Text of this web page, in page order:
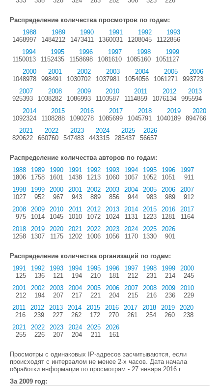
Распределение количества просмотров по годам:
1988
1468997
1989
1484212
1990
1473411
1991
1360031
1992
1208045
1993
1122856
1994
1150013
1995
1152435
1996
1158698
1997
1081610
1998
1085160
1999
1051127
2000
1048978
2001
998491
2002
1030702
2003
1037981
2004
1054056
2005
1061271
2006
993723
2007
925393
2008
1038282
2009
1086993
2010
1103587
2011
1114859
2012
1076134
2013
995594
2014
1092324
2015
1108288
2016
1090278
2017
1085699
2018
1045791
2019
1040189
2020
894766
2021
820622
2022
660760
2023
547483
2024
443315
2025
285437
2026
56657
Распределение количества авторов по годам:
1988
1806
1989
1758
1990
1601
1991
1438
1992
1213
1993
1060
1994
1067
1995
1052
1996
1051
1997
911
1998
1027
1999
952
2000
967
2001
943
2002
889
2003
856
2004
944
2005
983
2006
989
2007
912
2008
975
2009
1014
2010
1045
2011
1010
2012
1072
2013
1024
2014
1131
2015
1223
2016
1281
2017
1164
2018
1258
2019
1307
2020
1175
2021
1202
2022
1006
2023
1056
2024
1170
2025
1330
2026
901
Распределение количества организаций по годам:
1991
125
1992
136
1993
121
1994
194
1995
210
1996
181
1997
212
1998
231
1999
214
2000
245
2001
212
2002
194
2003
207
2004
217
2005
221
2006
204
2007
215
2008
216
2009
236
2010
229
2011
216
2012
239
2013
227
2014
262
2015
172
2016
270
2017
261
2018
254
2019
260
2020
238
2021
255
2022
226
2023
207
2024
204
2025
211
2026
161
Просмотры с одинаковых IP-адресов засчитываются, если
происходят с интервалом не менее 2-х часов. Дата начала
обработки информации по просмотрам - 27 января 2016 г.
За 2009 год: